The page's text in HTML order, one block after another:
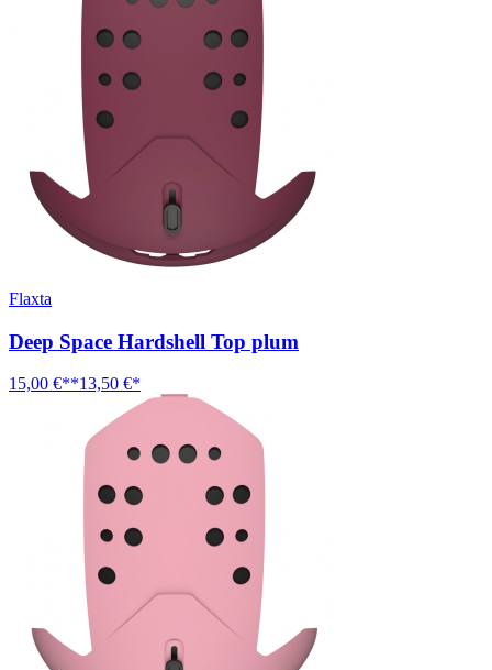
Flaxta
Deep Space Hardshell Top plum
15,00 €**13,50 €*